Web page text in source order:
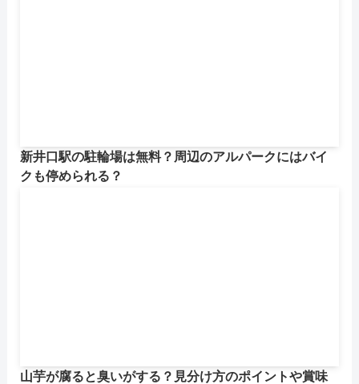
新井口駅の駐輪場は無料？周辺のアルパークにはバイ
クも停められる？
山芋が腐ると臭いがする？見分け方のポイントや賞味